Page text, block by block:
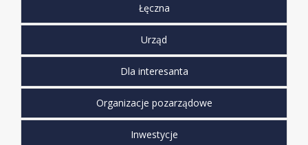
Łęczna
Urząd
Dla interesanta
Organizacje pozarządowe
Inwestycje